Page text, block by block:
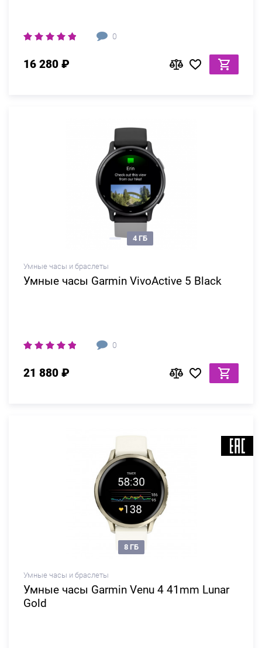
0
16 280 ₽
Умные часы и браслеты
Умные часы Garmin VivoActive 5 Black
0
4 ГБ
21 880 ₽
Умные часы и браслеты
Умные часы Garmin Venu 4 41mm Lunar
Gold
8 ГБ